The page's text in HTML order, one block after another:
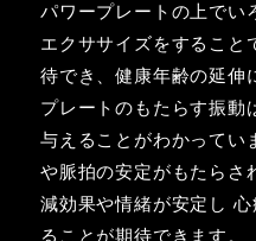
パワープレートの上でい
エクササイズをすること
待でき、健康年齢の延伸
プレートのもたらす振動
与えることがわかってい
や脈拍の安定がもたらさ
減効果や情緒が安定し
ることが期待できます。